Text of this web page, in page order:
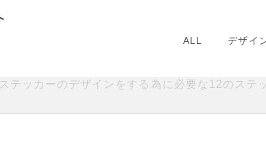
ALL デザイ
ステッカーのデザインをする為に必要な12のステ